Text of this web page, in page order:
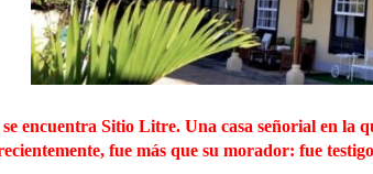
encuentra Sitio Litre. Una casa señorial en la
fue más que su morador: fue